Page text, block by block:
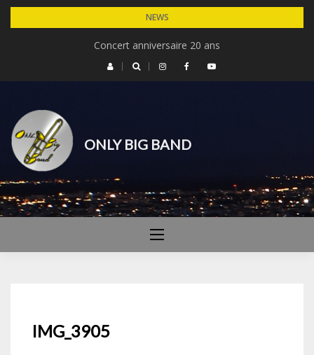
Skip
NEWS
Concert anniversaire 20 ans
ONLY BIG BAND
IMG_3905